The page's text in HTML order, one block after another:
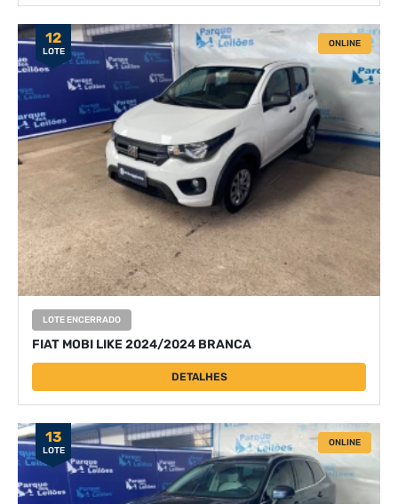
12
LOTE
ONLINE
LOTE ENCERRADO
FIAT MOBI LIKE 2024/2024 BRANCA
DETALHES
13
LOTE
ONLINE